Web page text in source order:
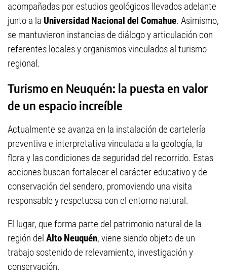
acompañadas por estudios geológicos llevados adelante
junto a la Universidad Nacional del Comahue. Asimismo,
se mantuvieron instancias de diálogo y articulación con
referentes locales y organismos vinculados al turismo
regional.
Turismo en Neuquén: la puesta en valor
de un espacio increíble
Actualmente se avanza en la instalación de cartelería
preventiva e interpretativa vinculada a la geología, la
flora y las condiciones de seguridad del recorrido. Estas
acciones buscan fortalecer el carácter educativo y de
conservación del sendero, promoviendo una visita
responsable y respetuosa con el entorno natural.
El lugar, que forma parte del patrimonio natural de la
región del Alto Neuquén, viene siendo objeto de un
trabajo sostenido de relevamiento, investigación y
conservación.